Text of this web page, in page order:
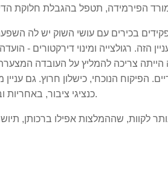
ופקידים בכירים עם עושי השוק יש לה
הזה. רגולצייה ומינוי דירקטורים -
הייתה צריכה להמליץ על העובדה
הנוכחי, כישלון חרוץ. גם עניין
כנציגי ציבור, באחריות ובסמכות מי? לא הומלצה.